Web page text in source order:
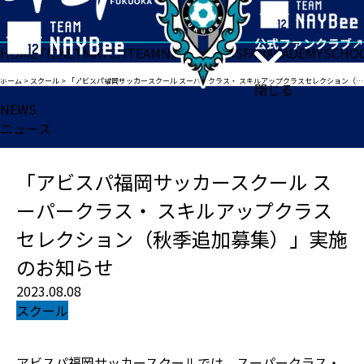
閉じる
HOMETICKETMATCHTEAMNEWSGOODSFANACADEMY
ホーム > スクール > 「アビスパ福岡サッカースクール スーパークラス・ スキルアップクラスセレクション（秋季追加募集）」実施のお知らせ
NEWS
ニュース
「アビスパ福岡サッカースクール ス
ーパークラス・ スキルアップクラス
セレクション（秋季追加募集）」実施
のお知らせ
2023.08.08
スクール